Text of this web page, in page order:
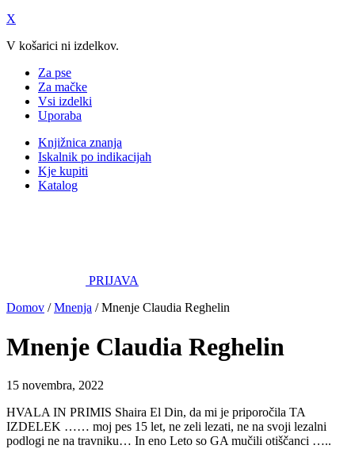
X
V košarici ni izdelkov.
Za pse
Za mačke
Vsi izdelki
Uporaba
Knjižnica znanja
Iskalnik po indikacijah
Kje kupiti
Katalog
PRIJAVA
Domov /Mnenja /Mnenje Claudia Reghelin
Mnenje Claudia Reghelin
15 novembra, 2022
HVALA IN PRIMIS Shaira El Din, da mi je priporočila TA
IZDELEK …… moj pes 15 let, ne zeli lezati, ne na svoji lezalni
podlogi ne na travniku… In eno Leto so GA mučili otiščanci …..